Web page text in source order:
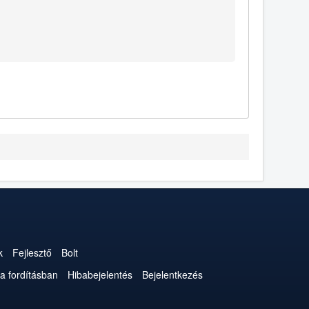
Fejlesztő
Bolt
fordításban Hibabejelentés
Bejelentkezés